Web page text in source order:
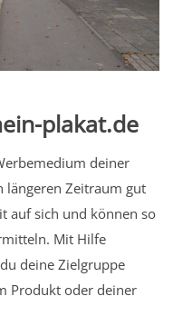
plakat.de
deiner
längeren Zeitraum gut
auf sich und können so
Mit Hilfe
deine Zielgruppe
Produkt oder deiner